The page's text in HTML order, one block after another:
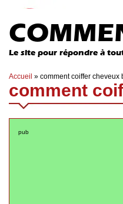
Le site pour répondre à
Accueil » comment coiffer cheveux
comment
pub